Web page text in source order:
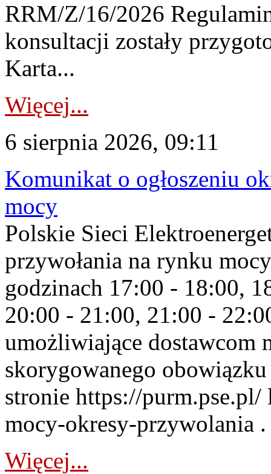
RRM/Z/16/2026
konsultacji zostały
Karta...
Więcej...
6 sierpnia 2026, 09:11
Komunikat o ogłoszeniu
mocy
Polskie Sieci
przywołania na rynku
godzinach 17:00 - 18:00,
20:00 - 21:00, 21:00 -
umożliwiające dostawcom
skorygowanego
stronie https://
mocy-okresy-przywolania
Więcej...